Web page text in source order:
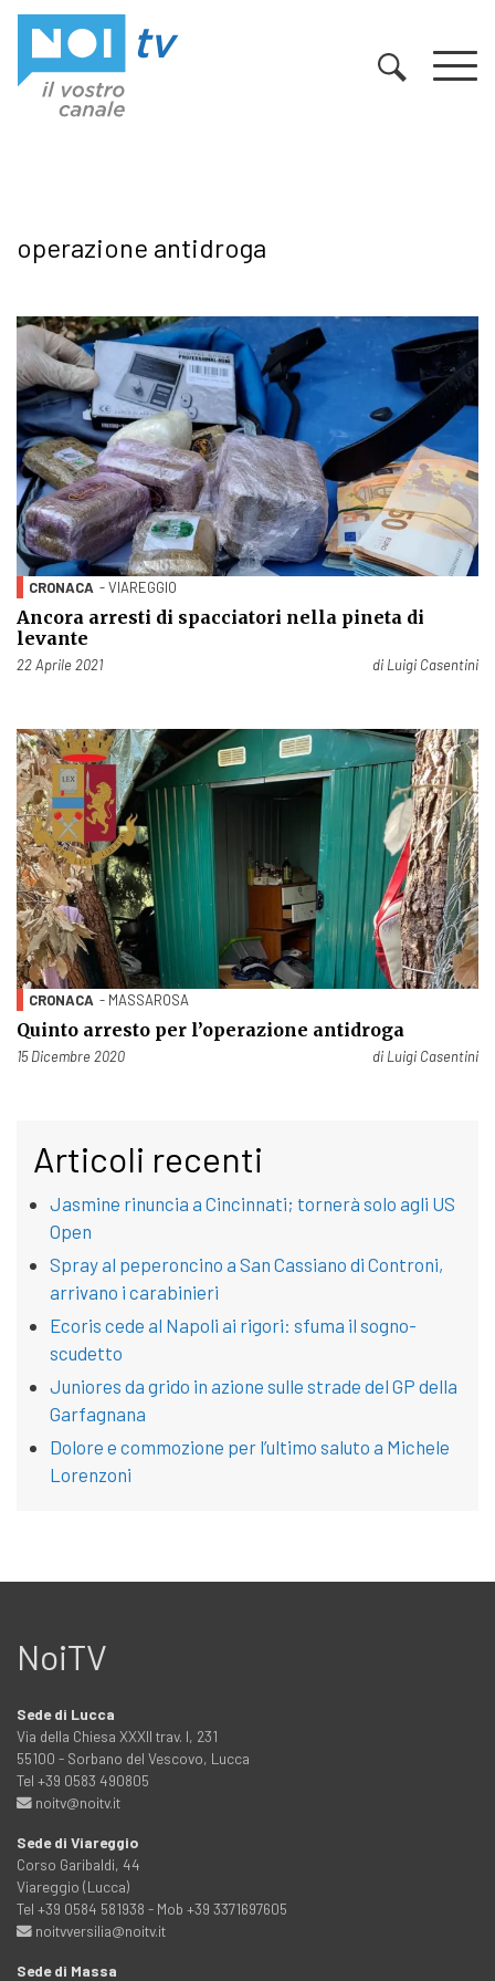
operazione antidroga
CRONACA - VIAREGGIO
Ancora arresti di spacciatori nella pineta di
levante
Pubblicato il
22 Aprile 2021 di Luigi Casentini
CRONACA - MASSAROSA
Quinto arresto per l’operazione antidroga
Pubblicato il
15 Dicembre 2020 di Luigi Casentini
Articoli recenti
Jasmine rinuncia a Cincinnati; tornerà solo agli US
Open
Spray al peperoncino a San Cassiano di Controni,
arrivano i carabinieri
Ecoris cede al Napoli ai rigori: sfuma il sogno-
scudetto
Juniores da grido in azione sulle strade del GP della
Garfagnana
Dolore e commozione per l’ultimo saluto a Michele
Lorenzoni
NoiTV
Sede di Lucca
Via della Chiesa XXXII trav. I, 231
55100 - Sorbano del Vescovo, Lucca
Tel +39 0583 490805
noitv@noitv.it
Sede di Viareggio
Corso Garibaldi, 44
Viareggio (Lucca)
Tel +39 0584 581938 - Mob +39 3371697605
noitvversilia@noitv.it
Sede di Massa